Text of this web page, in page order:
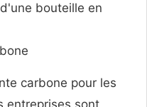
bouteille en
carbone pour les